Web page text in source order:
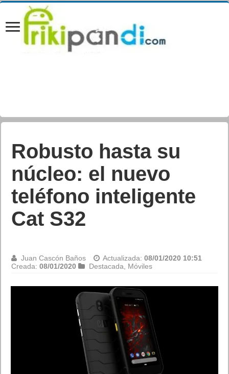
Robusto hasta su
núcleo: el nuevo
teléfono inteligente
Cat S32
Juan Cascón Baños Actualizada:08/01/2020 10:51
Creada:08/01/2020 Destacada Móviles